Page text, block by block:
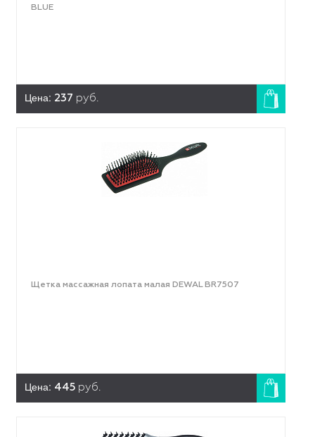
BLUE
Цена: 237 руб.
Щетка массажная лопата малая DEWAL BR7507
Цена: 445 руб.